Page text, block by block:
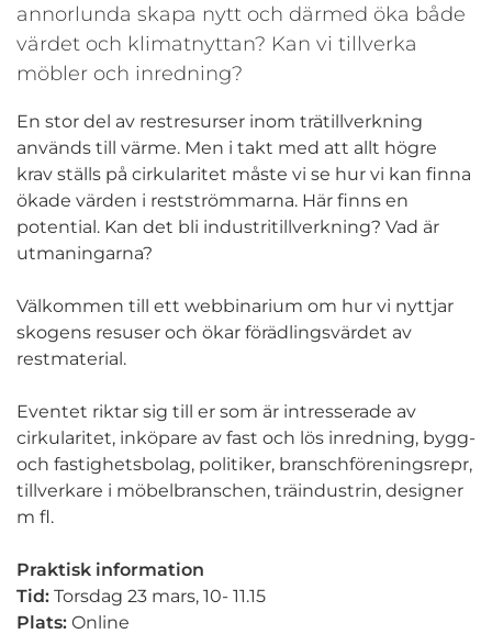
annorlunda skapa nytt och därmed öka både
värdet och klimatnyttan? Kan vi tillverka
möbler och inredning?
En stor del av restresurser inom trätillverkning
används till värme. Men i takt med att allt högre
krav ställs på cirkularitet måste vi se hur vi kan finna
ökade värden i restströmmarna. Här finns en
potential. Kan det bli industritillverkning? Vad är
utmaningarna?
Välkommen till ett webbinarium om hur vi nyttjar
skogens resuser och ökar förädlingsvärdet av
restmaterial.
Eventet riktar sig till er som är intresserade av
cirkularitet, inköpare av fast och lös inredning, bygg-
och fastighetsbolag, politiker, branschföreningsrepr,
tillverkare i möbelbranschen, träindustrin, designer
m fl.
Praktisk information
Tid: Torsdag 23 mars, 10- 11.15
Plats: Online